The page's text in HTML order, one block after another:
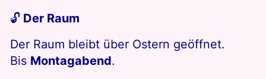
🔓 Der Raum
Der Raum bleibt über Ostern geöffnet.
Bis Montagabend.